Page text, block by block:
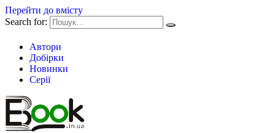
Перейти до вмісту
Search for:
Автори
Добірки
Новинки
Серії